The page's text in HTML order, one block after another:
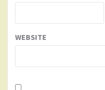
WEBSITE